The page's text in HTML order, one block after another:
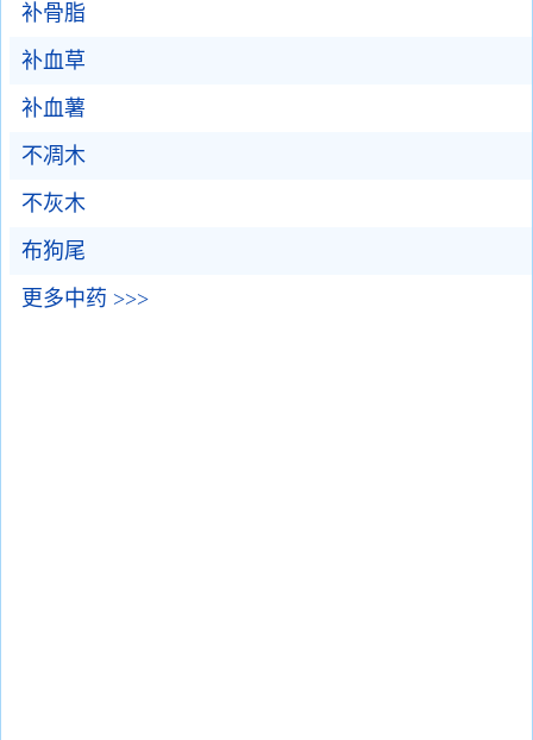
补骨脂
补血草
补血薯
不凋木
不灰木
布狗尾
更多中药 >>>